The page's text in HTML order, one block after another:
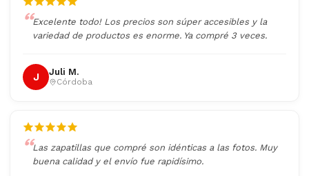
Excelente todo! Los precios son súper accesibles y la
variedad de productos es enorme. Ya compré 3 veces.
J Juli M.
Córdoba
Las zapatillas que compré son idénticas a las fotos. Muy
buena calidad y el envío fue rapidísimo.